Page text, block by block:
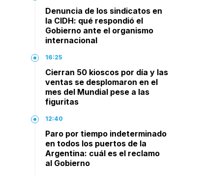
Denuncia de los sindicatos en
la CIDH: qué respondió el
Gobierno ante el organismo
internacional
16:25
Cierran 50 kioscos por día y las
ventas se desplomaron en el
mes del Mundial pese a las
figuritas
12:40
Paro por tiempo indeterminado
en todos los puertos de la
Argentina: cuál es el reclamo
al Gobierno